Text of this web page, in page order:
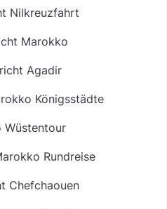
Nilkreuzfahrt
Marokko
Agadir
Königsstädte
Wüstentour
Rundreise
Chefchaouen